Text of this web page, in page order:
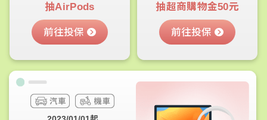
抽AirPods
前往投保
抽超商購物金50元
前往投保